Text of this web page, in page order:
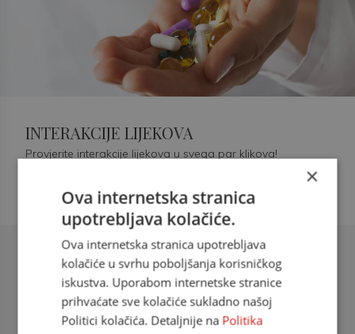
Šećerna bolest tip 2 = kardiovaskularna
doc. dr. sc. Višnja Kokić Maleš,
dr.med., specijalististica
INTERAKCIJE LIJEKOVA
Provjerite interakcije lijekova u svega par klikova!
×
Ova internetska stranica
upotrebljava kolačiće.
Ova internetska stranica upotrebljava
kolačiće u svrhu poboljšanja korisničkog
iskustva. Uporabom internetske stranice
prihvaćate sve kolačiće sukladno našoj
Politici kolačića. Detaljnije na Politika